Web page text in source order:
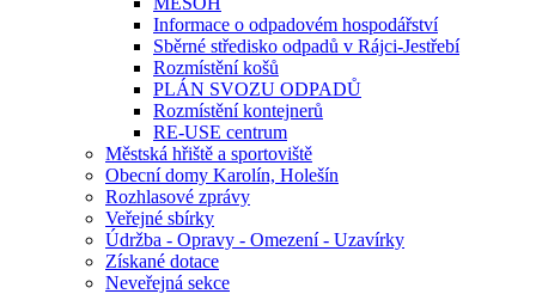
Informace o odpadovém hospodářství
Sběrné středisko odpadů v Rájci-Jestřebí
Rozmístění košů
PLÁN SVOZU ODPADŮ
Rozmístění kontejnerů
RE-USE centrum
Městská hřiště a sportoviště
Obecní domy Karolín, Holešín
Rozhlasové zprávy
Veřejné sbírky
Údržba - Opravy - Omezení - Uzavírky
Získané dotace
Neveřejná sekce